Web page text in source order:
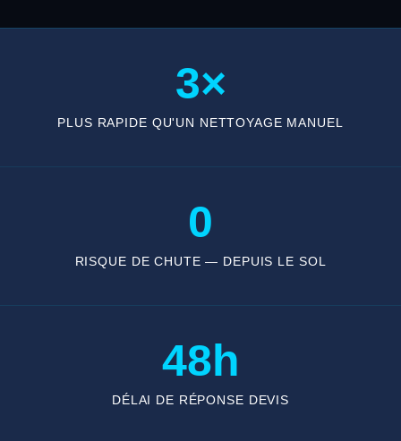
3×
PLUS RAPIDE QU'UN NETTOYAGE MANUEL
0
RISQUE DE CHUTE — DEPUIS LE SOL
48h
DÉLAI DE RÉPONSE DEVIS